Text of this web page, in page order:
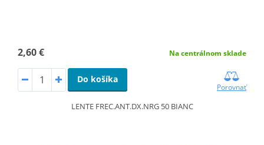
2,60 € Na centrálnom sklade
Do košíka
Porovnať
LENTE FREC.ANT.DX.NRG 50 BIANC